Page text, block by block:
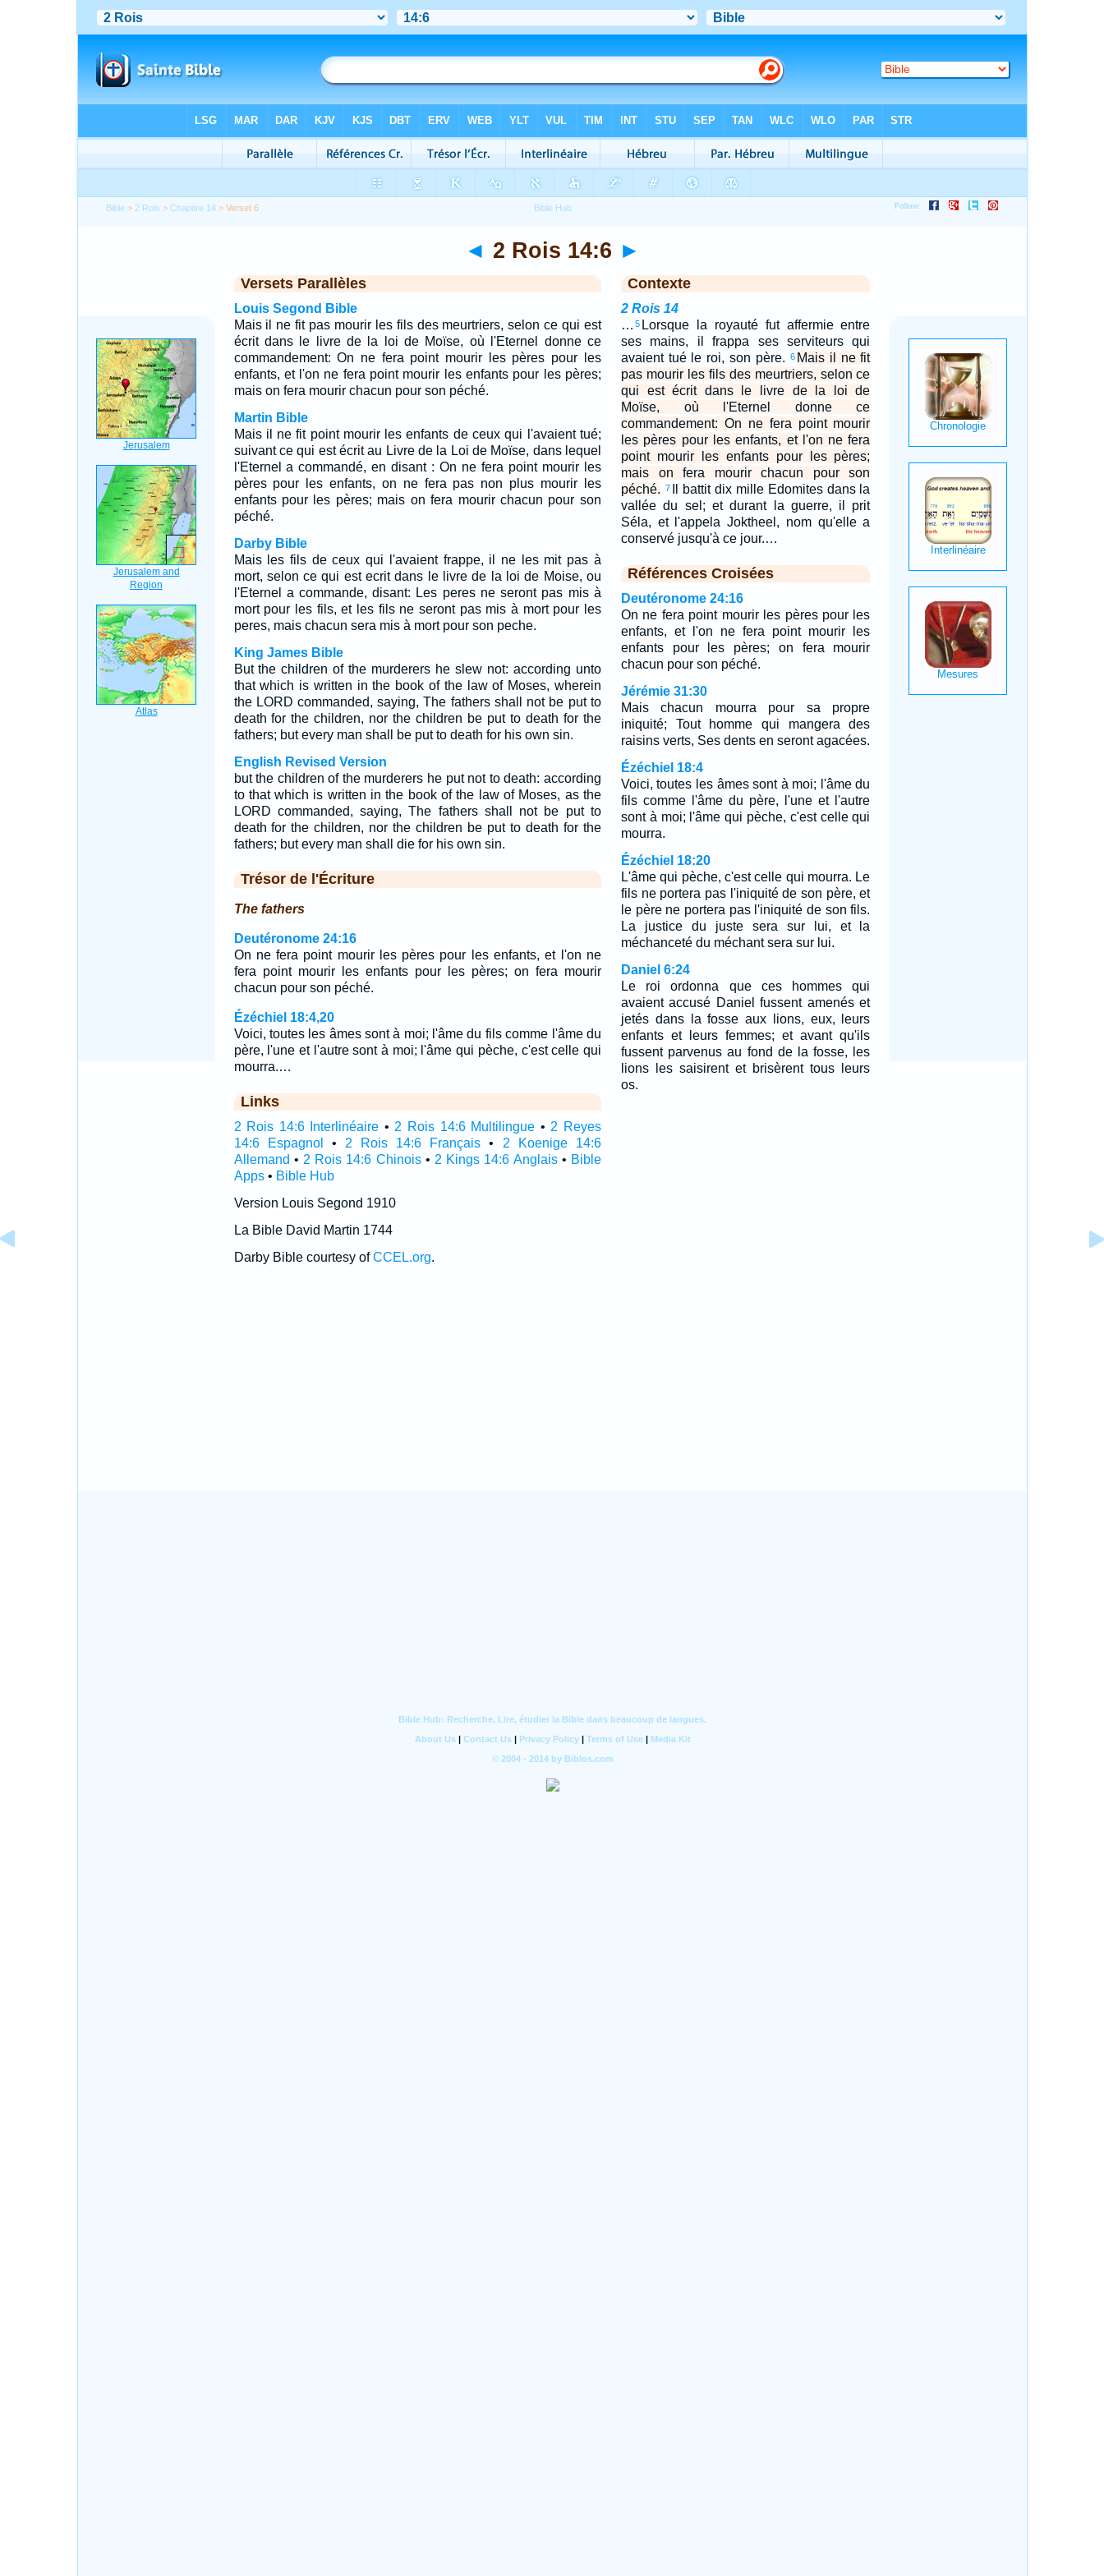
Bible > 2 Rois >Chapitre 14 > Verset 6
◄ 2 Rois 14:6 ►
Versets Parallèles
Louis Segond Bible
Mais il ne fit pas mourir les fils des meurtriers, selon ce qui est
écrit dans le livre de la loi de Moïse, où l'Eternel donne ce
commandement: On ne fera point mourir les pères pour les
enfants, et l'on ne fera point mourir les enfants pour les pères;
mais on fera mourir chacun pour son péché.
Martin Bible
Mais il ne fit point mourir les enfants de ceux qui l'avaient tué;
suivant ce qui est écrit au Livre de la Loi de Moïse, dans lequel
l'Eternel a commandé, en disant : On ne fera point mourir les
pères pour les enfants, on ne fera pas non plus mourir les
enfants pour les pères; mais on fera mourir chacun pour son
péché.
Darby Bible
Mais les fils de ceux qui l'avaient frappe, il ne les mit pas à
mort, selon ce qui est ecrit dans le livre de la loi de Moise, ou
l'Eternel a commande, disant: Les peres ne seront pas mis à
mort pour les fils, et les fils ne seront pas mis à mort pour les
peres, mais chacun sera mis à mort pour son peche.
King James Bible
But the children of the murderers he slew not: according unto
that which is written in the book of the law of Moses, wherein
the LORD commanded, saying, The fathers shall not be put to
death for the children, nor the children be put to death for the
fathers; but every man shall be put to death for his own sin.
English Revised Version
but the children of the murderers he put not to death: according
to that which is written in the book of the law of Moses, as the
LORD commanded, saying, The fathers shall not be put to
death for the children, nor the children be put to death for the
fathers; but every man shall die for his own sin.
Trésor de l'Écriture
The fathers
Deutéronome 24:16
On ne fera point mourir les pères pour les enfants, et l'on ne
fera point mourir les enfants pour les pères; on fera mourir
chacun pour son péché.
Ézéchiel 18:4,20
Voici, toutes les âmes sont à moi; l'âme du fils comme l'âme du
père, l'une et l'autre sont à moi; l'âme qui pèche, c'est celle qui
mourra.…
Links
2 Rois 14:6 Interlinéaire • 2 Rois 14:6 Multilingue • 2 Reyes
14:6 Espagnol
• 2 Rois 14:6 Français • 2 Koenige 14:6
Allemand • 2 Rois 14:6 Chinois• 2 Kings 14:6 Anglais• Bible
Apps• Bible Hub
Version Louis Segond 1910
La Bible David Martin 1744
Darby Bible courtesy ofCCEL.org.
Contexte
2 Rois 14
… 5 Lorsque la royauté fut affermie entre
ses mains, il frappa ses serviteurs qui
avaient tué le roi, son père.
6 Mais il ne fit
pas mourir les fils des meurtriers, selon ce
qui est écrit dans le livre de la loi de
Moïse, où l'Eternel donne ce
commandement: On ne fera point mourir
les pères pour les enfants, et l'on ne fera
point mourir les enfants pour les pères;
mais on fera mourir chacun pour son
péché. 7
Il battit dix mille Edomites dans la
vallée du sel; et durant la guerre, il prit
Séla, et l'appela Joktheel, nom qu'elle a
conservé jusqu'à ce jour.…
Références Croisées
Deutéronome 24:16
On ne fera point mourir les pères pour les
enfants, et l'on ne fera point mourir les
enfants pour les pères; on fera mourir
chacun pour son péché.
Jérémie 31:30
Mais chacun mourra pour sa propre
iniquité; Tout homme qui mangera des
raisins verts, Ses dents en seront agacées.
Ézéchiel 18:4
Voici, toutes les âmes sont à moi; l'âme du
fils comme l'âme du père, l'une et l'autre
sont à moi; l'âme qui pèche, c'est celle qui
mourra.
Ézéchiel 18:20
L'âme qui pèche, c'est celle qui mourra. Le
fils ne portera pas l'iniquité de son père, et
le père ne portera pas l'iniquité de son fils.
La justice du juste sera sur lui, et la
méchanceté du méchant sera sur lui.
Daniel 6:24
Le roi ordonna que ces hommes qui
avaient accusé Daniel fussent amenés et
jetés dans la fosse aux lions, eux, leurs
enfants et leurs femmes; et avant qu'ils
fussent parvenus au fond de la fosse, les
lions les saisirent et brisèrent tous leurs
os.